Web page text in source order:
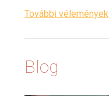
További vélemények
Blog